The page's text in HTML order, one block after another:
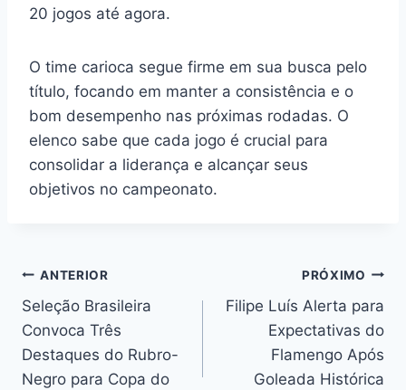
20 jogos até agora.
O time carioca segue firme em sua busca pelo
título, focando em manter a consistência e o
bom desempenho nas próximas rodadas. O
elenco sabe que cada jogo é crucial para
consolidar a liderança e alcançar seus
objetivos no campeonato.
Navegação
de
Post
ANTERIOR
Seleção Brasileira
Convoca Três
Destaques do Rubro-
Negro para Copa do
PRÓXIMO
Filipe Luís Alerta para
Expectativas do
Flamengo Após
Goleada Histórica